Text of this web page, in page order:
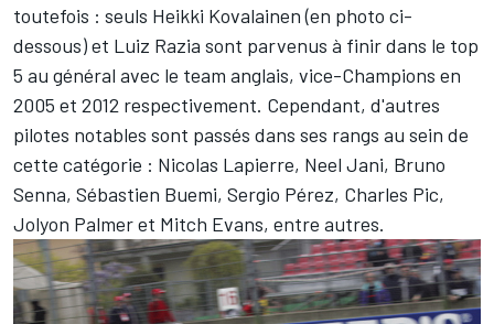
toutefois : seuls Heikki Kovalainen (en photo ci-
dessous) et Luiz Razia sont parvenus à finir dans le top
5 au général avec le team anglais, vice-Champions en
2005 et 2012 respectivement. Cependant, d'autres
pilotes notables sont passés dans ses rangs au sein de
cette catégorie : Nicolas Lapierre, Neel Jani, Bruno
Senna, Sébastien Buemi, Sergio Pérez, Charles Pic,
Jolyon Palmer et Mitch Evans, entre autres.